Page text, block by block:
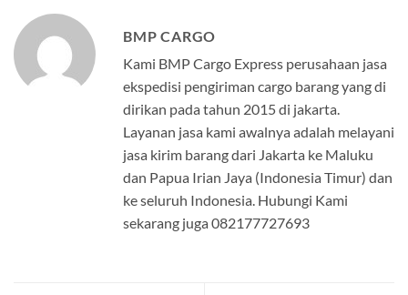
BMP CARGO
Kami BMP Cargo Express perusahaan jasa
ekspedisi pengiriman cargo barang yang di
dirikan pada tahun 2015 di jakarta.
Layanan jasa kami awalnya adalah melayani
jasa kirim barang dari Jakarta ke Maluku
dan Papua Irian Jaya (Indonesia Timur) dan
ke seluruh Indonesia. Hubungi Kami
sekarang juga 082177727693